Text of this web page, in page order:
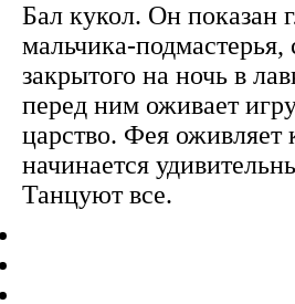
Бал кукол. Он показан
мальчика-подмастерья,
закрытого на ночь в
перед ним оживает
царство. Фея оживляет
начинается
Танцуют все.